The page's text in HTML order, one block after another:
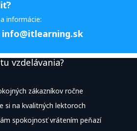
informácie:
info@itlearning.sk
vzdelávania?
zákazníkov ročne
si na kvalitných lektoroch
spokojnosť vrátením peňazí